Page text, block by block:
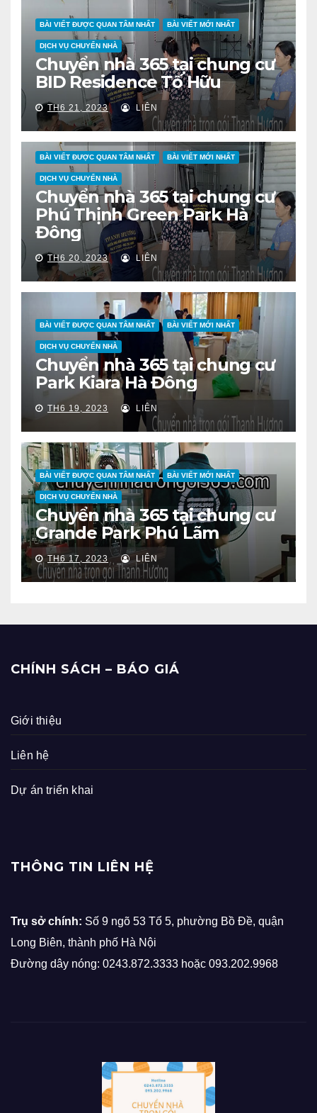
BÀI VIẾT ĐƯỢC QUAN TÂM NHẤT BÀI VIẾT MỚI NHẤT
DỊCH VỤ CHUYỂN NHÀ
Chuyển nhà 365 tại chung cư
BID Residence Tố Hữu
TH6 21, 2023 LIÊN
BÀI VIẾT ĐƯỢC QUAN TÂM NHẤT BÀI VIẾT MỚI NHẤT
DỊCH VỤ CHUYỂN NHÀ
Chuyển nhà 365 tại chung cư
Phú Thịnh Green Park Hà
Đông
TH6 20, 2023 LIÊN
BÀI VIẾT ĐƯỢC QUAN TÂM NHẤT BÀI VIẾT MỚI NHẤT
DỊCH VỤ CHUYỂN NHÀ
Chuyển nhà 365 tại chung cư
Park Kiara Hà Đông
TH6 19, 2023 LIÊN
BÀI VIẾT ĐƯỢC QUAN TÂM NHẤT BÀI VIẾT MỚI NHẤT
DỊCH VỤ CHUYỂN NHÀ
Chuyển nhà 365 tại chung cư
Grande Park Phú Lãm
TH6 17, 2023 LIÊN
CHÍNH SÁCH – BÁO GIÁ
Giới thiệu
Liên hệ
Dự án triển khai
THÔNG TIN LIÊN HỆ
Trụ sở chính: Số 9 ngõ 53 Tổ 5, phường Bồ Đề, quận
Long Biên, thành phố Hà Nội
Đường dây nóng: 0243.872.3333 hoặc 093.202.9968